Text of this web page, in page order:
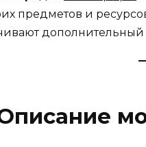
предметов и
дополнительный